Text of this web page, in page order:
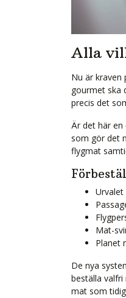
Alla
Nu är kraven
gourmet ska
precis det
Är det här en
som gör det
flygmat
Mat-
Planet
De nya
beställa
mat som